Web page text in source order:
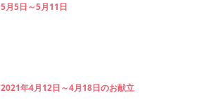
5月5日～5月11日
2021年4月12日～4月18日のお献立